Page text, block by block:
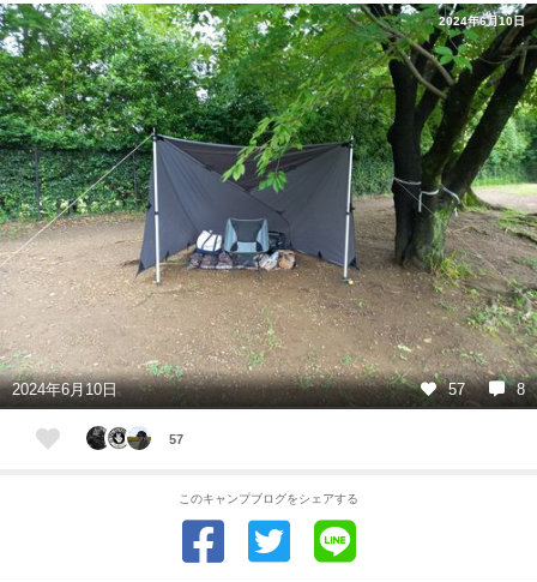
2024年6月10日
2024年6月10日 57 8
57
このキャンプブログをシェアする